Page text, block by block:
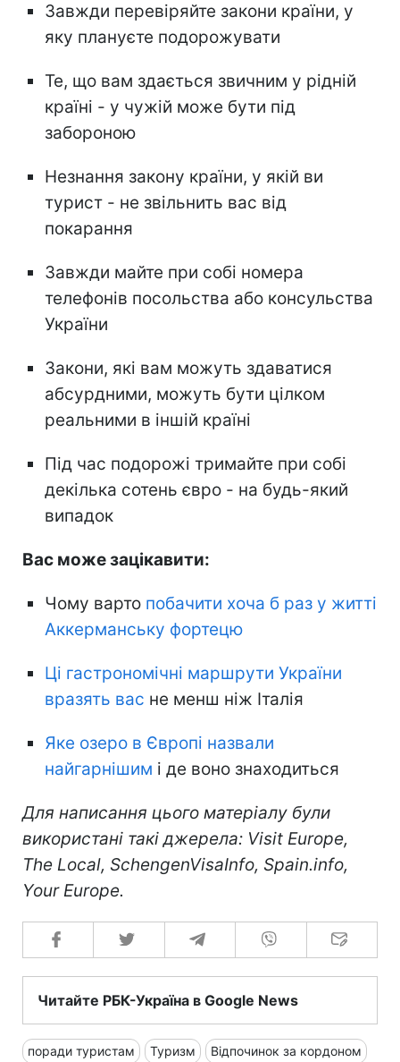
Завжди перевіряйте закони країни, у
яку плануєте подорожувати
Те, що вам здається звичним у рідній
країні - у чужій може бути під
забороною
Незнання закону країни, у якій ви
турист - не звільнить вас від
покарання
Завжди майте при собі номера
телефонів посольства або консульства
України
Закони, які вам можуть здаватися
абсурдними, можуть бути цілком
реальними в іншій країні
Під час подорожі тримайте при собі
декілька сотень євро - на будь-який
випадок
Вас може зацікавити:
Чому варто побачити хоча б раз у житті
Аккерманську фортецю
Ці гастрономічні маршрути України
вразять вас не менш ніж Італія
Яке озеро в Європі назвали
найгарнішим і де воно знаходиться
Для написання цього матеріалу були
використані такі джерела: Visit Europe,
The Local, SchengenVisaInfo, Spain.info,
Your Europe.
Читайте РБК-Україна в Google News
поради туристам Туризм Відпочинок за кордоном